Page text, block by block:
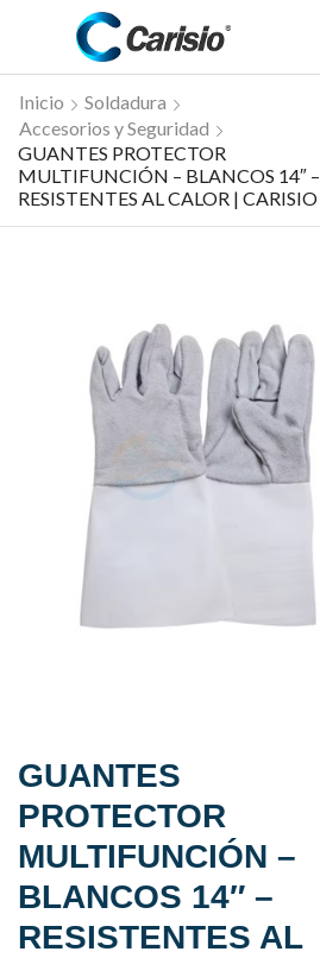
Inicio
Soldadura
Accesorios y Seguridad
GUANTES PROTECTOR
MULTIFUNCIÓN – BLANCOS 14″ –
RESISTENTES AL CALOR | CARISIO
GUANTES
PROTECTOR
MULTIFUNCIÓN –
BLANCOS 14″ –
RESISTENTES AL